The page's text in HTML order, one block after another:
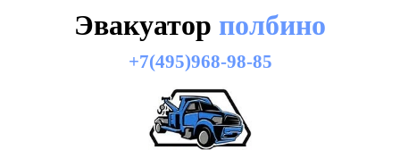
Эвакуатор полбино
+7(495)968-98-85